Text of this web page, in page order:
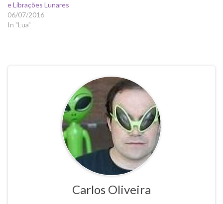
e Librações Lunares
06/07/2016
In "Lua"
Carlos Oliveira